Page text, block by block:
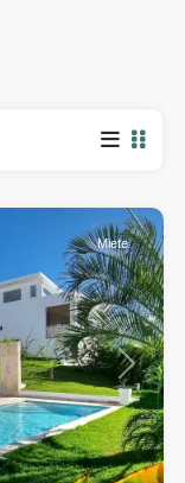
Weiter
Miete